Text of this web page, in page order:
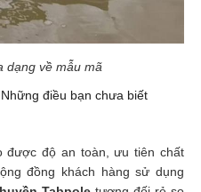
dạng về mẫu mã
điều bạn chưa biết
được độ an toàn, ưu tiên chất
đồng khách hàng sử dụng